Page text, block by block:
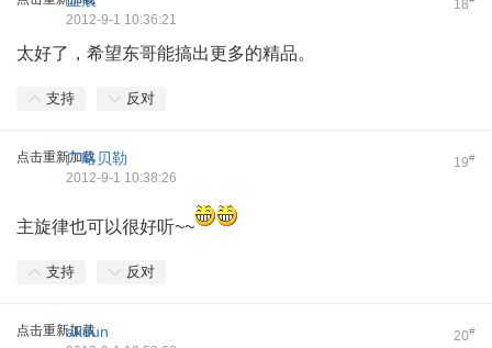
18
2012-9-1 10:36:21
太好了，希望东哥能搞出更多的精品。
支持 反对
点击重新加载 19#
广略贝勒
2012-9-1 10:38:26
主旋律也可以很好听~~
支持 反对
点击重新加载 20#
akdun